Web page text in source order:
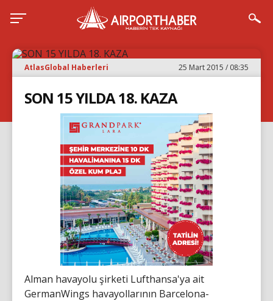
AtlasGlobal Haberleri 25 Mart 2015 / 08:35
SON 15 YILDA 18. KAZA
Alman havayolu şirketi Lufthansa'ya ait
GermanWings havayollarının Barcelona-